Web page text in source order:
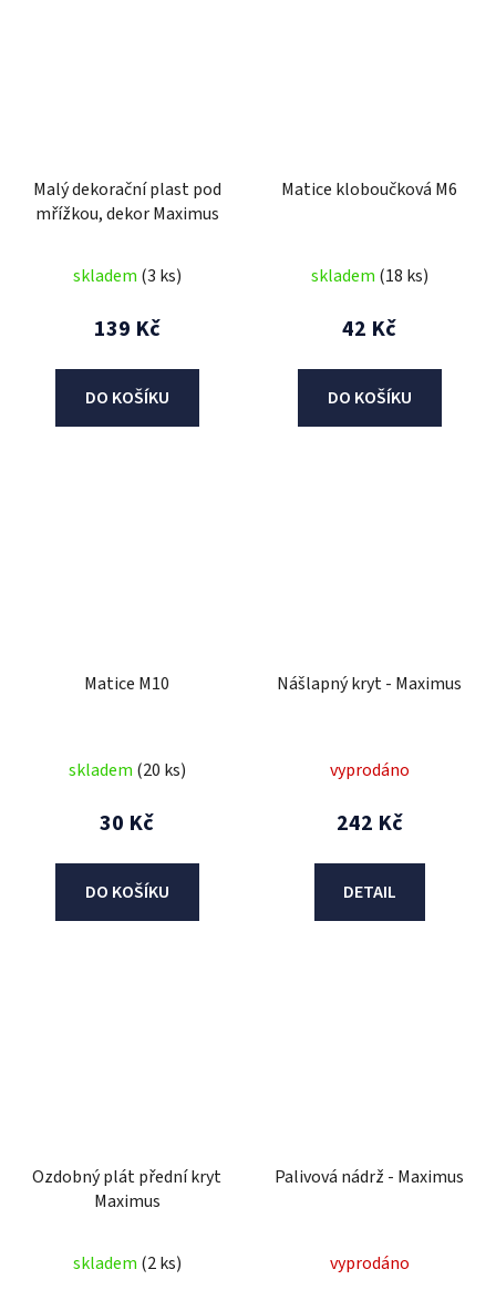
Malý dekorační plast pod
mřížkou, dekor Maximus
skladem (3 ks)
139 Kč
DO KOŠÍKU
Matice kloboučková M6
skladem (18 ks)
42 Kč
DO KOŠÍKU
Matice M10
skladem (20 ks)
30 Kč
DO KOŠÍKU
Nášlapný kryt - Maximus
vyprodáno
242 Kč
DETAIL
Ozdobný plát přední kryt
Maximus
skladem (2 ks)
Palivová nádrž - Maximus
vyprodáno